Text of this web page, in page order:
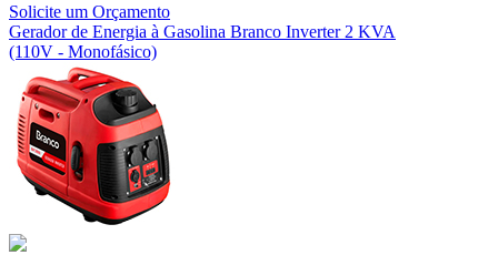
Solicite um Orçamento
Gerador de Energia à Gasolina Branco Inverter 2 KVA
(110V - Monofásico)